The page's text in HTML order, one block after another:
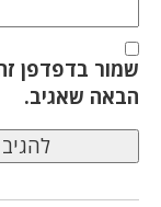
שמור בדפדפן
הבאה שאגיב.